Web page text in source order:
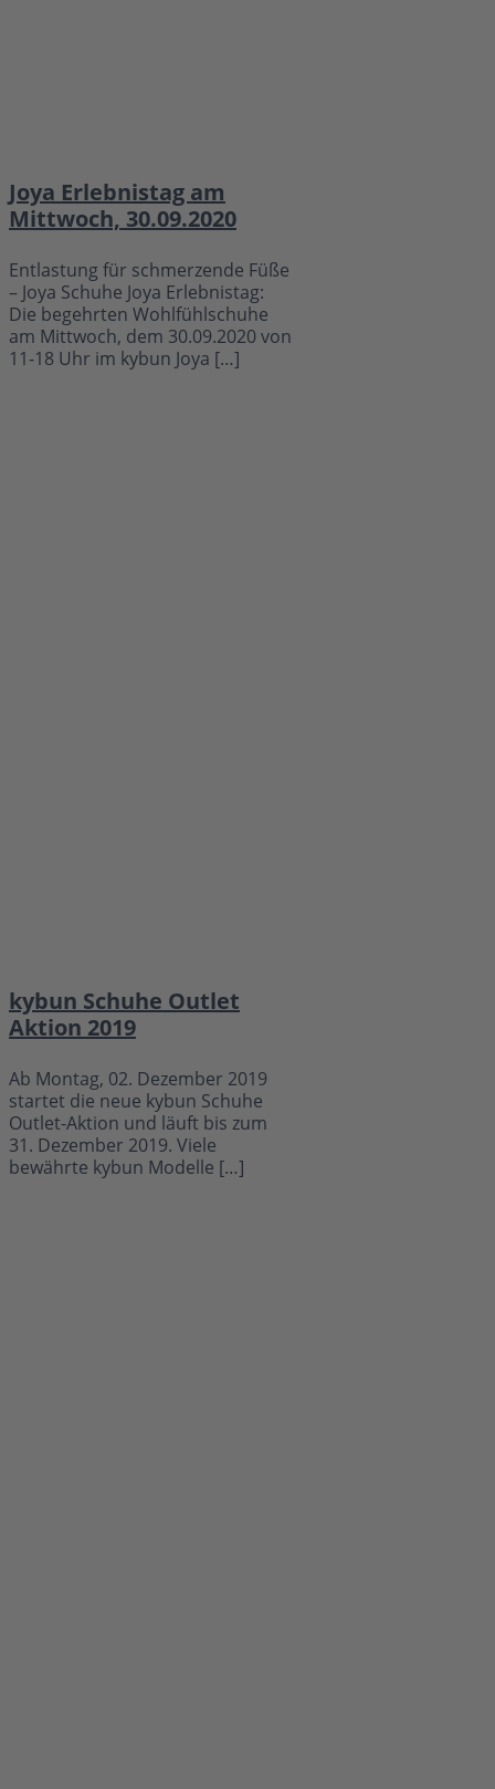
Joya Erlebnistag am
Mittwoch, 30.09.2020
Entlastung für schmerzende Füße
– Joya Schuhe Joya Erlebnistag:
Die begehrten Wohlfühlschuhe
am Mittwoch, dem 30.09.2020 von
11-18 Uhr im kybun Joya […]
kybun Schuhe Outlet
Aktion 2019
Ab Montag, 02. Dezember 2019
startet die neue kybun Schuhe
Outlet-Aktion und läuft bis zum
31. Dezember 2019. Viele
bewährte kybun Modelle […]